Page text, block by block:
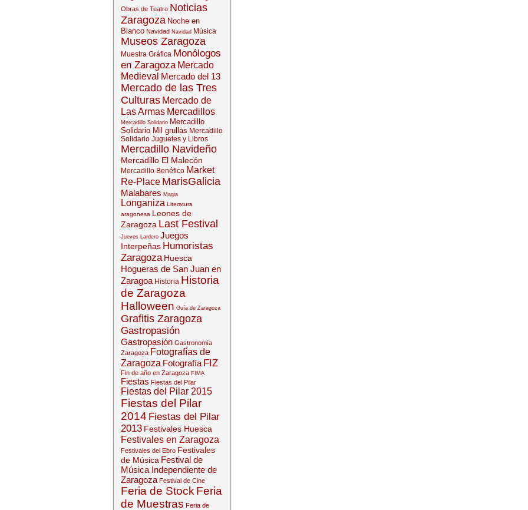
Obras de Teatro Noticias
Zaragoza Noche en
Blanco Navidad Navidad Música
Museos Zaragoza
Muestra Gráfica Monólogos
en Zaragoza Mercado
Medieval Mercado del 13
Mercado de las Tres
Culturas Mercado de
Las Armas Mercadillos
Mercadillo Solidario Mercadillo
Solidario Mil grullas Mercadillo
Solidario Juguetes y Libros
Mercadillo Navideño
Mercadillo El Malecón
Mercadillo Benéfico Market
Re-Place MarisGalicia
Malabares Magia
Longaniza Literatura
aragonesa Leones de
Zaragoza Last Festival
Jueves Lardero Juegos
Interpeñas Humoristas
Zaragoza Huesca
Hogueras de San Juan en
Zaragoa Historia Historia
de Zaragoza
Halloween Guía de Zaragoza
Grafitis Zaragoza
Gastropasión
Gastropasión Gastronomía
Zaragoza Fotografías de
Zaragoza Fotografía FIZ
Fin de año en Zaragoza FIMA
Fiestas Fiestas del Pilar
Fiestas del Pilar 2015
Fiestas del Pilar
2014 Fiestas del Pilar
2013 Festivales Huesca
Festivales en Zaragoza
Festivales del Ebro Festivales
de Música Festival de
Música Independiente de
Zaragoza Festival de Cine
Feria de Stock Feria
de Muestras Feria de